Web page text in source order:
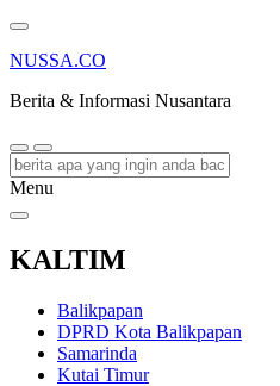
NUSSA.CO
Berita & Informasi Nusantara
Menu
KALTIM
Balikpapan
DPRD Kota Balikpapan
Samarinda
Kutai Timur